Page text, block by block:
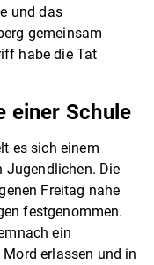
und das
gemeinsam
habe die Tat
einer Schule
es sich einem
Jugendlichen. Die
Freitag nahe
festgenommen.
ein
erlassen und in